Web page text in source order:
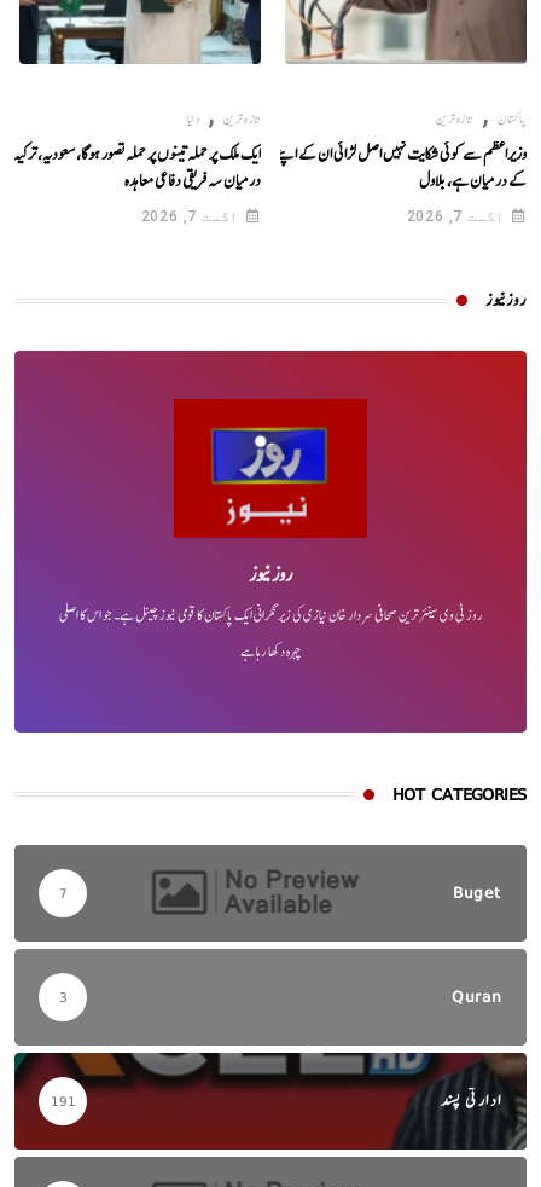
پاکستان , تازہ ترین
وزیراعظم سے کوئی شکایت نہیں اصل لڑائی ان کے اپنے خاندان
کے درمیان ہے، بلاول
اگست 7, 2026
تازہ ترین, دنیا
ایک ملک پر حملہ تینوں پر حملہ تصور ہوگا، سعودیہ،
درمیان سہ فریقی دفاعی معاہدہ
اگست 7, 2026
روز نیوز
روز نیوز
روز ٹی وی سینئر ترین صحافی سردار خان نیازی کی زیر نگرانی ایک پاکستان کا قومی نیوز چینل ہے۔ جو اس کا اصلی
چہرہ دکھا رہا ہے
HOT CATEGORIES
Buget
7
Quran
3
ادارتی پسند 191